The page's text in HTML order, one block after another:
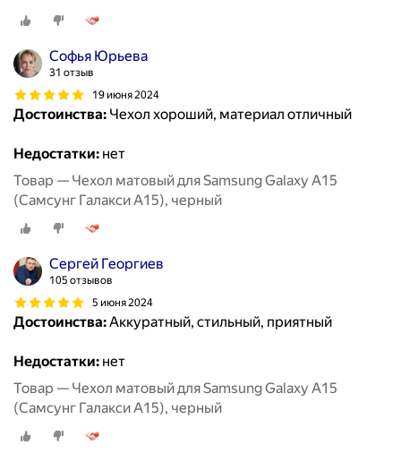
Софья Юрьева
31 отзыв
19 июня 2024
Достоинства: Чехол хороший, материал отличный
Недостатки: нет
Товар — Чехол матовый для Samsung Galaxy A15
(Самсунг Галакси А15), черный
Сергей Георгиев
105 отзывов
5 июня 2024
Достоинства:Аккуратный, стильный, приятный
Недостатки: нет
Товар — Чехол матовый для Samsung Galaxy A15
(Самсунг Галакси А15), черный